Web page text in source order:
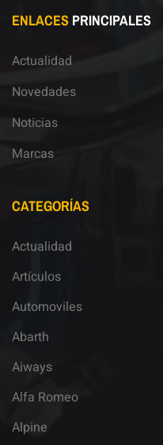
ENLACES PRINCIPALES
Actualidad
Novedades
Noticias
Marcas
CATEGORÍAS
Actualidad
Artículos
Automoviles
Abarth
Aiways
Alfa Romeo
Alpine